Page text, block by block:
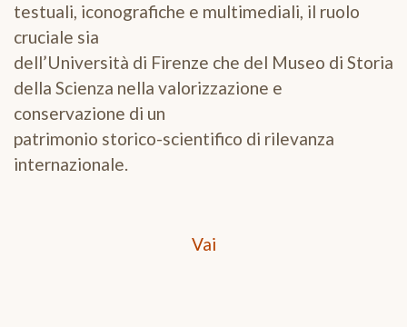
testuali, iconografiche e multimediali, il ruolo
cruciale sia
dell’Università di Firenze che del Museo di Storia
della Scienza nella valorizzazione e
conservazione di un
patrimonio storico-scientifico di rilevanza
internazionale.
Vai